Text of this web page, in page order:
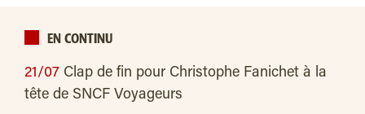
EN CONTINU
21/07 Clap de fin pour Christophe Fanichet à la
tête de SNCF Voyageurs